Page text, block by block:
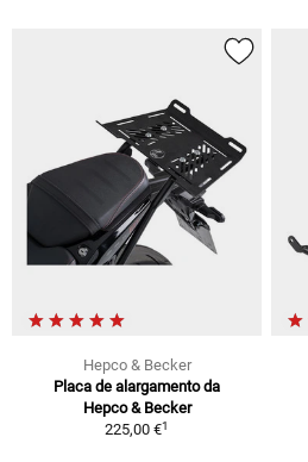
Hepco & Becker
Placa de alargamento da
Hepco & Becker
225,00 €1